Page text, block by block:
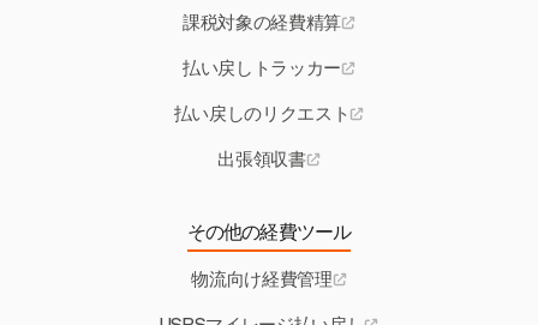
課税対象の経費精算
払い戻しトラッカー
払い戻しのリクエスト
出張領収書
その他の経費ツール
物流向け経費管理